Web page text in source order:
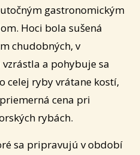
gastronomickým
Hoci bola sušená
chudobných, v
a pohybuje sa
celej ryby vrátane kostí,
cena pri
rybách.
sa pripravujú v období